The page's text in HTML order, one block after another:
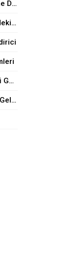
Kız İsimleri: Geleneksel Türk İsimlerine Dair
Akkoyunlu Devletinin Tarih Sahnesindeki Yeri
Arabası Agrı Yapanların Dikkat Etmesi Gerekenler
Kız İsimleri ve Anlamları: Gelenekten Geleceğe